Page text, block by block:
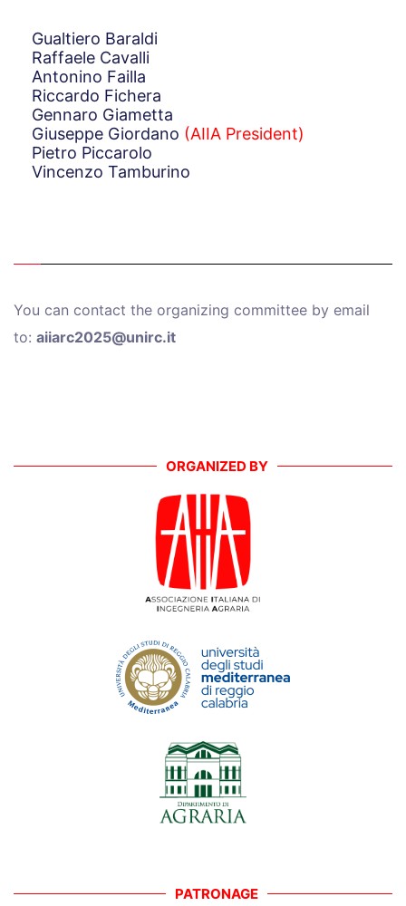
Gualtiero Baraldi
Raffaele Cavalli
Antonino Failla
Riccardo Fichera
Gennaro Giametta
Giuseppe Giordano (AIIA President)
Pietro Piccarolo
Vincenzo Tamburino
You can contact the organizing committee by email
to: aiiarc2025@unirc.it
ORGANIZED BY
PATRONAGE